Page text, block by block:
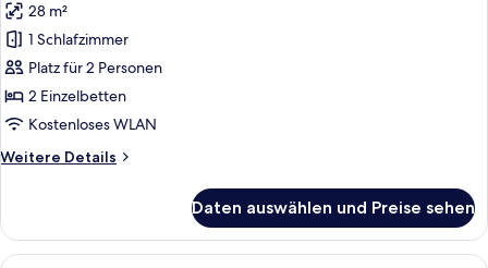
Superior-
Doppelzimmer,
2 Einzelbetten,
barrierefrei,
Nichtraucher
anzeigen
28 m²
1 Schlafzimmer
Platz für 2 Personen
2 Einzelbetten
Kostenloses WLAN
Weitere Details
Weitere
Doppelzimmer,
2 Einzelbetten,
Daten auswählen und Preise sehen
Ein kleines Hotelzimmer mit einem